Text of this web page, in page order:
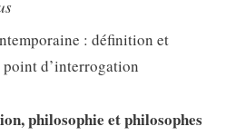
: définition et
d’interrogation
philosophie et philosophes